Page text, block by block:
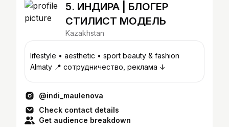
5. ИНДИРА | БЛОГЕР
СТИЛИСТ МОДЕЛЬ
Kazakhstan
lifestyle • aesthetic • sport beauty & fashion ⠀
Almaty 📍 сотрудничество, реклама ↓
@indi_maulenova
Check contact details
Get audience breakdown